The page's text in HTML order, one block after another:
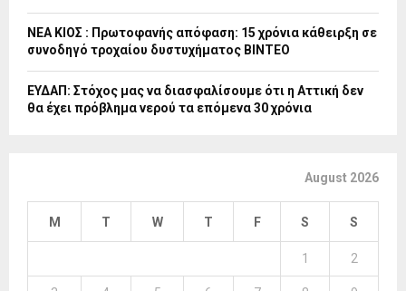
ΝΕΑ ΚΙΟΣ : Πρωτοφανής απόφαση: 15 χρόνια κάθειρξη σε
συνοδηγό τροχαίου δυστυχήματος ΒΙΝΤΕΟ
ΕΥΔΑΠ: Στόχος μας να διασφαλίσουμε ότι η Αττική δεν
θα έχει πρόβλημα νερού τα επόμενα 30 χρόνια
August 2026
M T W T F S S
1 2